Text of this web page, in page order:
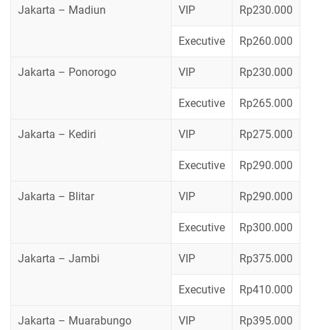
Jakarta – Madiun VIP Rp230.000
Executive Rp260.000
Jakarta – Ponorogo VIP Rp230.000
Executive Rp265.000
Jakarta – Kediri VIP Rp275.000
Executive Rp290.000
Jakarta – Blitar VIP Rp290.000
Executive Rp300.000
Jakarta – Jambi VIP Rp375.000
Executive Rp410.000
Jakarta – Muarabungo VIP Rp395.000